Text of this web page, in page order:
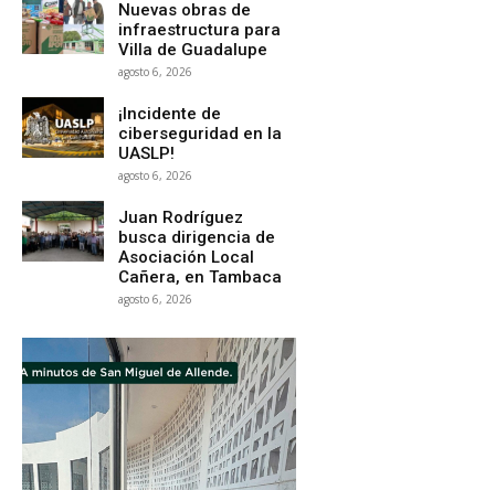
Nuevas obras de
infraestructura para
Villa de Guadalupe
agosto 6, 2026
¡Incidente de
ciberseguridad en la
UASLP!
agosto 6, 2026
Juan Rodríguez
busca dirigencia de
Asociación Local
Cañera, en Tambaca
agosto 6, 2026